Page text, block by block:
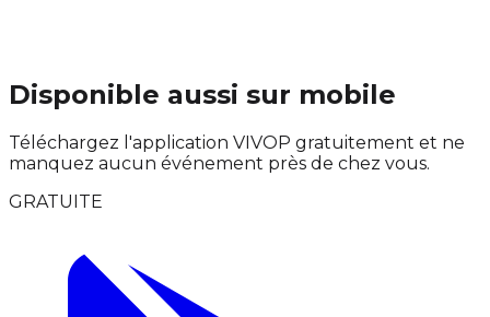
Disponible aussi sur mobile
Téléchargez l'application VIVOP gratuitement et ne
manquez aucun événement près de chez vous.
GRATUITE